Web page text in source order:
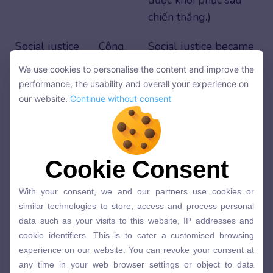
chiến thắng.)
Social justice
/ˈsoʊʃl
ˈdʒʌstɪs/
Công
xã hội
Social justice became
a goal post-
reunification. (Công
bằng xã hội trở thành
mục tiêu sau thống
nhất.)
Sustainable
development
/səˈsteɪnəbl
dɪ
ˈveləpmənt/
Phát
triển
bền
vững
Sustainable
development
followed the peace.
(Phát triển bền vững
diễn ra sau hòa bình.)
Global
Hợp
Global cooperation
We use cookies to personalise the content and improve the
performance, the usability and overall your experience on
Continue without consent
Cookie Consent
similar technologies to store, access and process personal
data such as your visits to this website, IP addresses and
cookie identifiers. This is to cater a customised browsing
experience on our website. You can revoke your consent at
any time in your web browser settings or object to data
We use cookies to personalise the content and improve the
performance, the usability and overall your experience on
our website. Continue without consent
Cookie Consent
With your consent, we and our partners use cookies or
similar technologies to store, access and process personal
data such as your visits to this website, IP addresses and
cookie identifiers. This is to cater a customised browsing
experience on our website. You can revoke your consent at
any time in your web browser settings or object to data